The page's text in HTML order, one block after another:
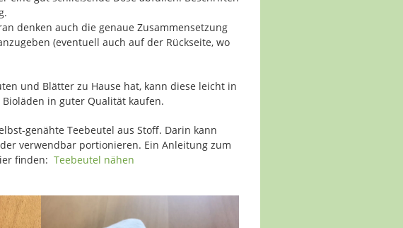
denken auch die genaue Zusammensetzung
(eventuell auch auf der Rückseite, wo
und Blätter zu Hause hat, kann diese leicht in
in guter Qualität kaufen.
genähte Teebeutel aus Stoff. Darin kann
verwendbar portionieren. Ein Anleitung zum
finden: Teebeutel nähen